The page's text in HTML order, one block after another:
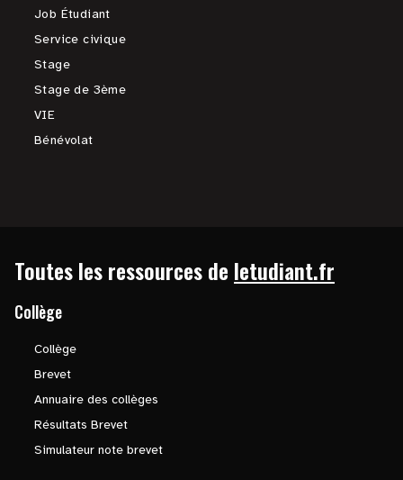
Job Étudiant
Service civique
Stage
Stage de 3ème
VIE
Bénévolat
Toutes les ressources de letudiant.fr
Collège
Collège
Brevet
Annuaire des collèges
Résultats Brevet
Simulateur note brevet